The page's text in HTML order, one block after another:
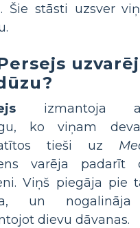
Šie stāsti uzsver
izmantoja
ko viņam
tieši uz
varēja padarīt
Viņš piegāja pie
un
dievu dāvanas.